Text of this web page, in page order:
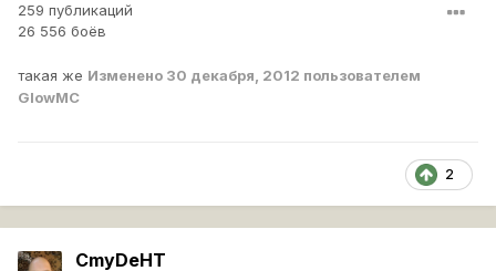
259 публикаций
26 556 боёв
такая же Изменено 30 декабря, 2012 пользователем
GlowMC
2
CmyDeHT